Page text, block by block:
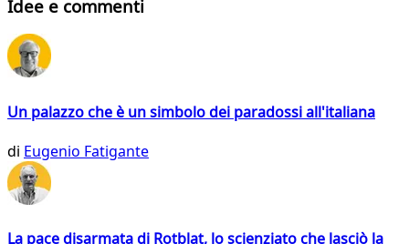
Idee e commenti
Un palazzo che è un simbolo dei paradossi all'italiana
di Eugenio Fatigante
La pace disarmata di Rotblat, lo scienziato che lasciò la